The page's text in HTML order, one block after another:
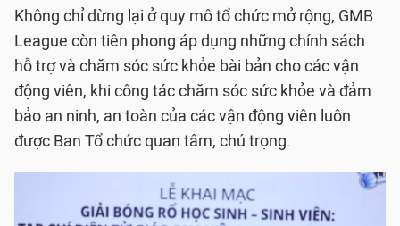
Không chỉ dừng lại ở quy mô tổ chức mở rộng, GMB
League còn tiên phong áp dụng những chính sách
hỗ trợ và chăm sóc sức khỏe bài bản cho các vận
động viên, khi công tác chăm sóc sức khỏe và đảm
bảo an ninh, an toàn của các vận động viên luôn
được Ban Tổ chức quan tâm, chú trọng.